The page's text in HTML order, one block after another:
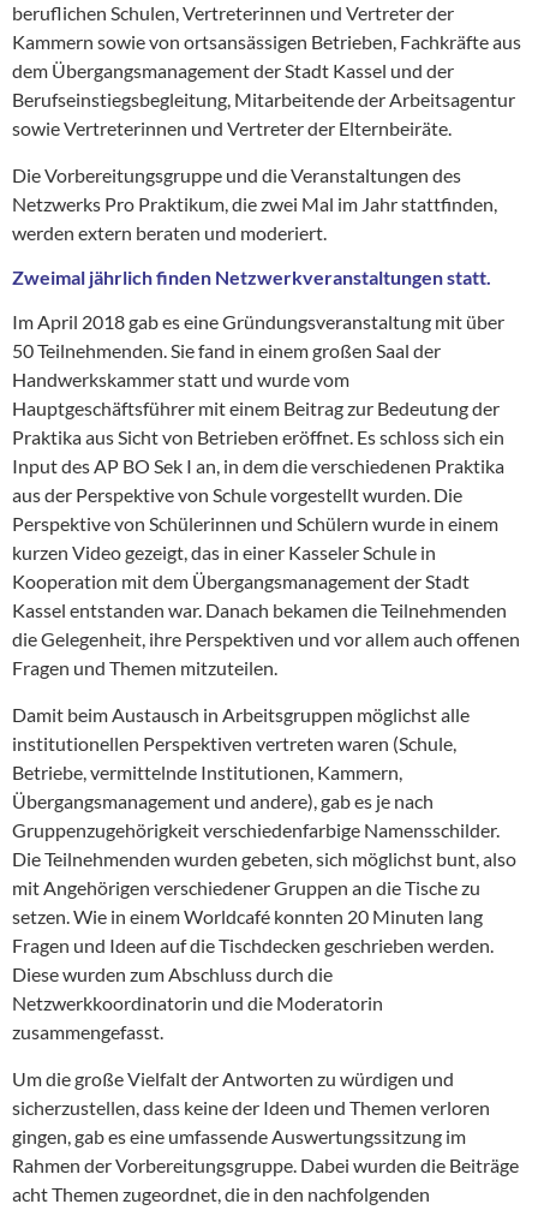
beruflichen Schulen, Vertreterinnen und Vertreter der
Kammern sowie von ortsansässigen Betrieben, Fachkräfte aus
dem Übergangsmanagement der Stadt Kassel und der
Berufseinstiegsbegleitung, Mitarbeitende der Arbeitsagentur
sowie Vertreterinnen und Vertreter der Elternbeiräte.
Die Vorbereitungsgruppe und die Veranstaltungen des
Netzwerks Pro Praktikum, die zwei Mal im Jahr stattfinden,
werden extern beraten und moderiert.
Zweimal jährlich finden Netzwerkveranstaltungen statt.
Im April 2018 gab es eine Gründungsveranstaltung mit über
50 Teilnehmenden. Sie fand in einem großen Saal der
Handwerkskammer statt und wurde vom
Hauptgeschäftsführer mit einem Beitrag zur Bedeutung der
Praktika aus Sicht von Betrieben eröffnet. Es schloss sich ein
Input des AP BO Sek I an, in dem die verschiedenen Praktika
aus der Perspektive von Schule vorgestellt wurden. Die
Perspektive von Schülerinnen und Schülern wurde in einem
kurzen Video gezeigt, das in einer Kasseler Schule in
Kooperation mit dem Übergangsmanagement der Stadt
Kassel entstanden war. Danach bekamen die Teilnehmenden
die Gelegenheit, ihre Perspektiven und vor allem auch offenen
Fragen und Themen mitzuteilen.
Damit beim Austausch in Arbeitsgruppen möglichst alle
institutionellen Perspektiven vertreten waren (Schule,
Betriebe, vermittelnde Institutionen, Kammern,
Übergangsmanagement und andere), gab es je nach
Gruppenzugehörigkeit verschiedenfarbige Namensschilder.
Die Teilnehmenden wurden gebeten, sich möglichst bunt, also
mit Angehörigen verschiedener Gruppen an die Tische zu
setzen. Wie in einem Worldcafé konnten 20 Minuten lang
Fragen und Ideen auf die Tischdecken geschrieben werden.
Diese wurden zum Abschluss durch die
Netzwerkkoordinatorin und die Moderatorin
zusammengefasst.
Um die große Vielfalt der Antworten zu würdigen und
sicherzustellen, dass keine der Ideen und Themen verloren
gingen, gab es eine umfassende Auswertungssitzung im
Rahmen der Vorbereitungsgruppe. Dabei wurden die Beiträge
acht Themen zugeordnet, die in den nachfolgenden